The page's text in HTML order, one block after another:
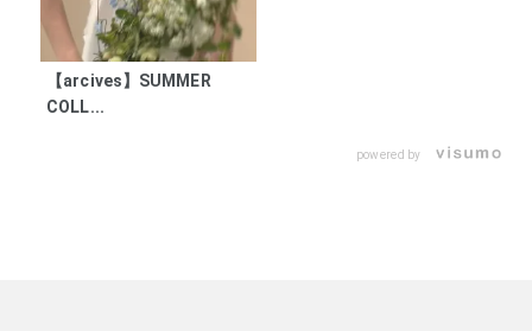
【arcives】SUMMER
COLL...
powered by